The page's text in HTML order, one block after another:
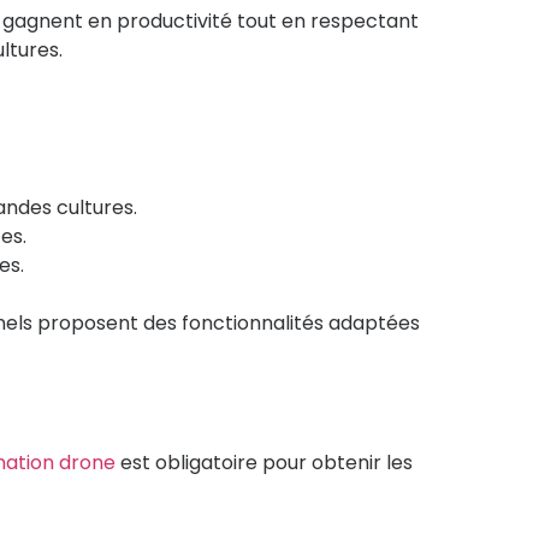
en productivité tout en respectant
cultures.
proposent des fonctionnalités adaptées
droneest obligatoire pour obtenir les